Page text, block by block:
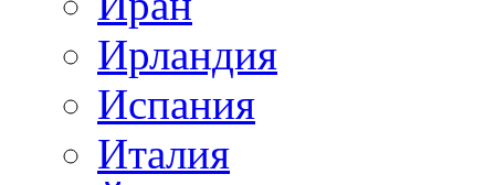
Ирландия
Испания
Италия